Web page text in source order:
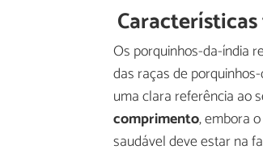
Os porquinhos-da-índia
das raças de
uma clara referência ao
comprimento, embora
saudável deve estar na